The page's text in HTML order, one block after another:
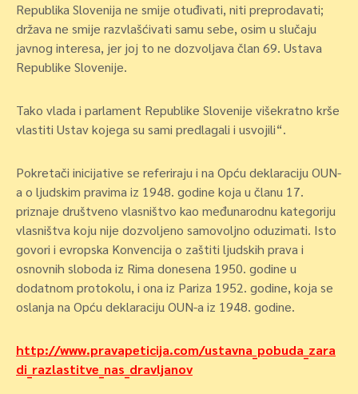
Republika Slovenija ne smije otuđivati, niti preprodavati;
država ne smije razvlašćivati samu sebe, osim u slučaju
javnog interesa, jer joj to ne dozvoljava član 69. Ustava
Republike Slovenije.
Tako vlada i parlament Republike Slovenije višekratno krše
vlastiti Ustav kojega su sami predlagali i usvojili“.
Pokretači inicijative se referiraju i na Opću deklaraciju OUN-
a o ljudskim pravima iz 1948. godine koja u članu 17.
priznaje društveno vlasništvo kao međunarodnu kategoriju
vlasništva koju nije dozvoljeno samovoljno oduzimati. Isto
govori i evropska Konvencija o zaštiti ljudskih prava i
osnovnih sloboda iz Rima donesena 1950. godine u
dodatnom protokolu, i ona iz Pariza 1952. godine, koja se
oslanja na Opću deklaraciju OUN-a iz 1948. godine.
http://www.pravapeticija.com/ustavna_pobuda_zara
di_razlastitve_nas_dravljanov